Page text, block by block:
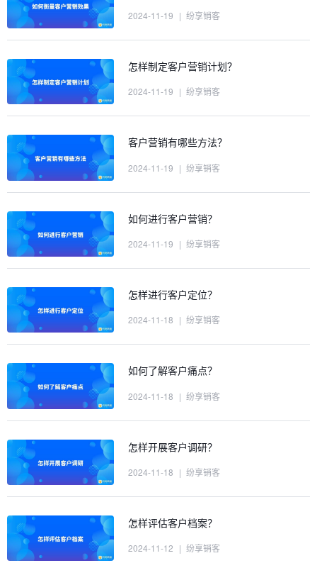
2024-11-19 | 纷享销客
怎样制定客户营销计划？
2024-11-19 | 纷享销客
客户营销有哪些方法？
2024-11-19 | 纷享销客
如何进行客户营销？
2024-11-19 | 纷享销客
怎样进行客户定位？
2024-11-18 | 纷享销客
如何了解客户痛点？
2024-11-18 | 纷享销客
怎样开展客户调研？
2024-11-18 | 纷享销客
怎样评估客户档案？
2024-11-12 | 纷享销客